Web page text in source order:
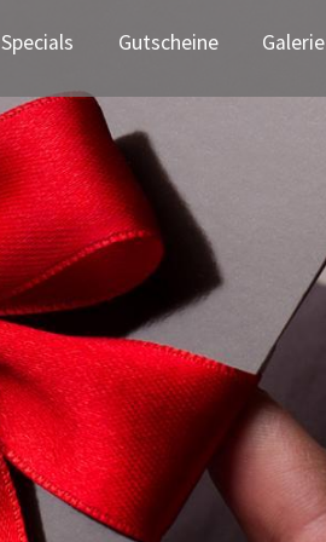
Specials Gutscheine(current)Galerie